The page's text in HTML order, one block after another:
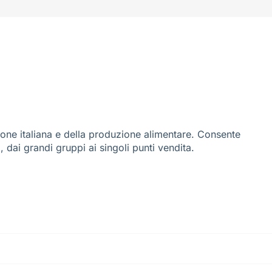
italiana e della produzione alimentare. Consente
grandi gruppi ai singoli punti vendita.